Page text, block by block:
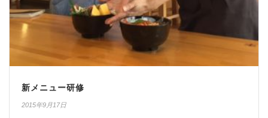
新メニュー研修
2015年9月17日